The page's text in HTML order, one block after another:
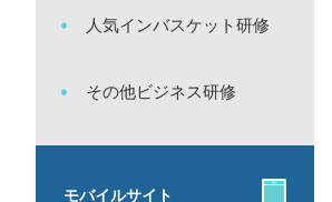
人気インバスケット研修
その他ビジネス研修
モバイルサイト